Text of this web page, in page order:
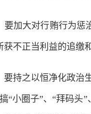
大对行贿行为惩治
不正当利益的追缴
之以恒净化政治生
“小圈子”、“拜码头